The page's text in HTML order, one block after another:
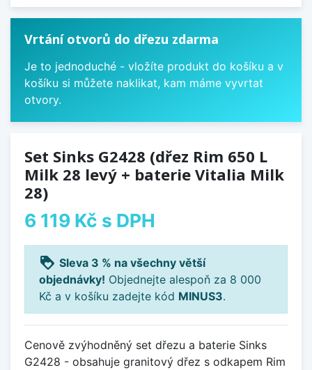
Vrtání otvorů do dřezu zdarma
Je to jednoduché - vložíte produkt do košíku a v
košíku si můžete naklikat, kam máme vyvrtat
otvory.
Set Sinks G2428 (dřez Rim 650 L
Milk 28 levý + baterie Vitalia Milk
28)
6 119 Kč s DPH
loyalty Sleva 3 % na všechny větší
objednávky! Objednejte alespoň za 8 000
Kč a v košíku zadejte kód MINUS3.
Cenově zvýhodněný set dřezu a baterie Sinks
G2428 - obsahuje granitový dřez s odkapem Rim